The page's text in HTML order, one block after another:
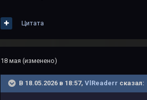
Цитата
18 мая (изменено)
В 18.05.2026 в 18:57, VlReaderr сказал: